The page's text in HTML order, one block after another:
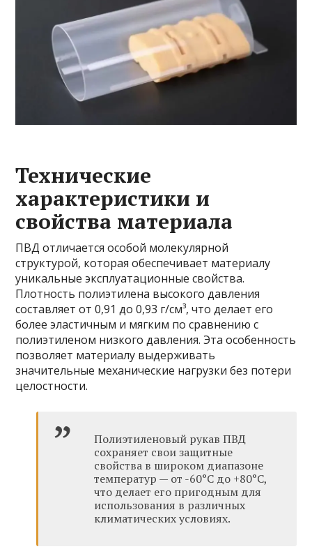
Технические
характеристики и
свойства материала
ПВД отличается особой молекулярной
структурой, которая обеспечивает материалу
уникальные эксплуатационные свойства.
Плотность полиэтилена высокого давления
составляет от 0,91 до 0,93 г/см³, что делает его
более эластичным и мягким по сравнению с
полиэтиленом низкого давления. Эта особенность
позволяет материалу выдерживать
значительные механические нагрузки без потери
целостности.
Полиэтиленовый рукав ПВД
сохраняет свои защитные
свойства в широком диапазоне
температур — от -60°С до +80°С,
что делает его пригодным для
использования в различных
климатических условиях.